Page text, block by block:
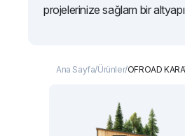
projelerinize sağlam bir
Ana Sayfa Ürünler OFROAD